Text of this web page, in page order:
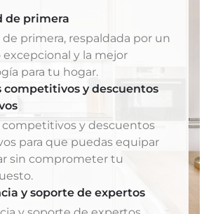
de primera
de primera, respaldada por un
excepcional y la mejor
para tu hogar.
competitivos y descuentos
competitivos y descuentos
para que puedas equipar
sin comprometer tu
y soporte de expertos